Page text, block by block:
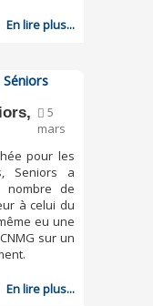
En lire plus...
5
mars
pour les
Seniors a
nombre de
à celui du
eu une
sur un
En lire plus...